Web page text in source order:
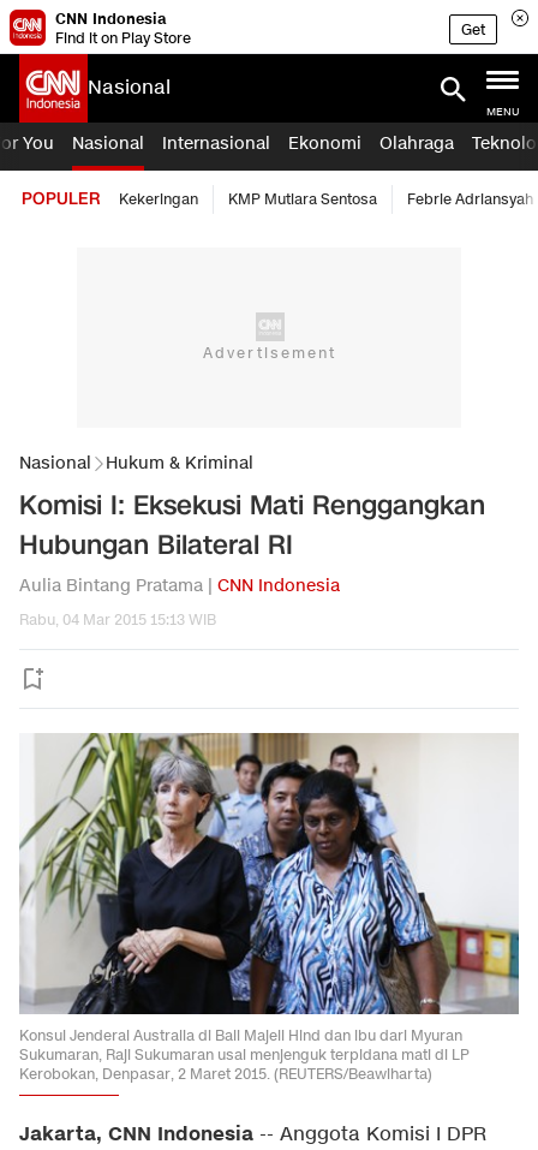
CNN Indonesia
Find it on Play Store
Get
Nasional
MENU
You Nasional Internasional Ekonomi Olahraga
POPULER Kekeringan KMP Mutiara Sentosa Febrie Adriansyah
Nasional Hukum & Kriminal
Komisi I: Eksekusi Mati Renggangkan
Hubungan Bilateral RI
Aulia Bintang Pratama | CNN Indonesia
Rabu, 04 Mar 2015 15:13 WIB
Konsul Jenderal Australia di Bali Majell Hind dan ibu dari Myuran
Sukumaran, Raji Sukumaran usai menjenguk terpidana mati di LP
Kerobokan, Denpasar, 2 Maret 2015. (REUTERS/Beawiharta)
Jakarta, CNN Indonesia -- Anggota Komisi I DPR